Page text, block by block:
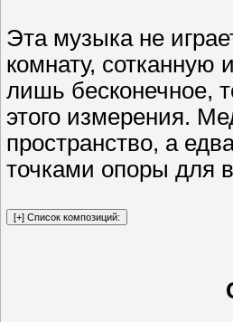
Эта музыка не
комнату, сотканную
лишь бесконечное,
этого измерения.
пространство, а
точками опоры для